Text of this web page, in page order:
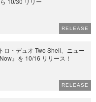
RELEASE
ロ・デュオ Two Shell、ニュー
』を 10/16 リリース！
RELEASE